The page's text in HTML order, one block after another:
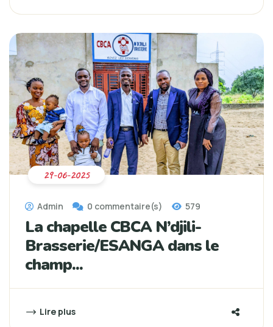
Admin 0 commentaire(s) 579
La chapelle CBCA N’djili-
Brasserie/ESANGA dans le
champ...
Lire plus
29-06-2025